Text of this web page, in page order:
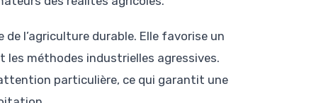
l’agriculture durable. Elle favorise un
les méthodes industrielles agressives.
particulière, ce qui garantit une